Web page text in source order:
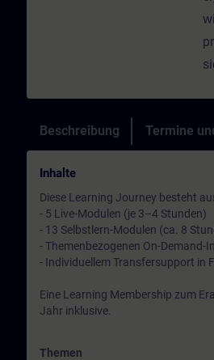
Beschreibung Termine
Inhalte
Diese Learning Journey besteht
- 5 Live-Modulen (je 3–4 Stunden)
- 13 Selbstlern-Modulen (ca. 8
- Themenbezogenen On-Demand-
- Individuellem Transfersupport in
Eine Learning Membership zum
Jahr inklusive.
Themen